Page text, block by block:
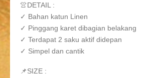
👚DETAIL :
✓ Bahan katun Linen
✓ Pinggang karet dibagian belakang
✓ Terdapat 2 saku aktif didepan
✓ Simpel dan cantik
📌SIZE :